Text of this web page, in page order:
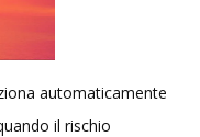
automaticamente
il rischio